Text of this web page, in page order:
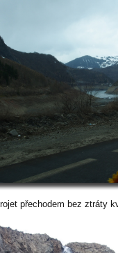
přechodem bez ztráty